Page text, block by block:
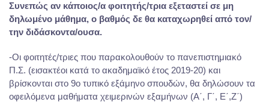
Συνεπώς αν κάποιος/α φοιτητής/τρια εξεταστεί σε μη
δηλωμένο μάθημα, ο βαθμός δε θα καταχωρηθεί από τον/
την διδάσκοντα/ουσα.
-Οι φοιτητές/τριες που παρακολουθούν το πανεπιστημιακό
Π.Σ. (εισακτέοι κατά το ακαδημαϊκό έτος 2019-20) και
βρίσκονται στο 9ο τυπικό εξάμηνο σπουδών, θα δηλώσουν τα
οφειλόμενα μαθήματα χειμερινών εξαμήνων (Α΄, Γ΄, Ε΄,Ζ΄)